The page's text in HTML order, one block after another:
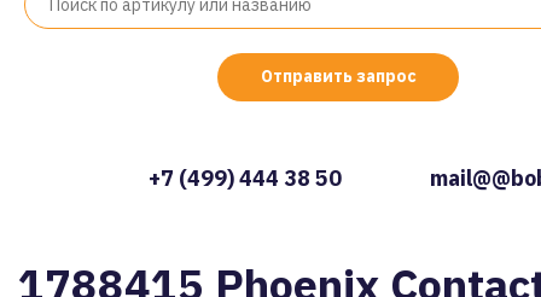
Отправить запрос
+7 (499) 444 38 50
1788415 Phoenix